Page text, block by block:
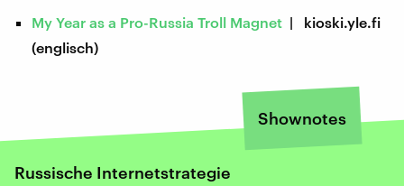
My Year as a Pro-Russia Troll Magnet | kioski.yle.fi
(englisch)
Shownotes
Russische Internetstrategie